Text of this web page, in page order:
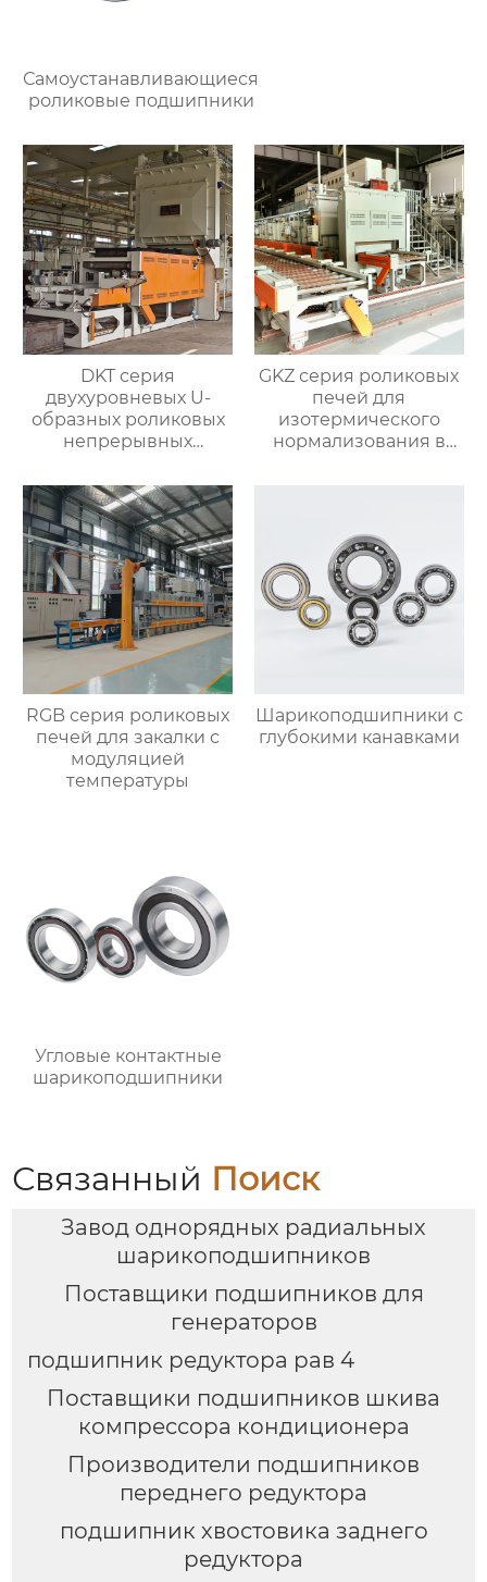
Самоустанавливающиеся
роликовые подшипники
DKT серия
двухуровневых U-
образных роликовых
непрерывных
GKZ серия роликовых
печей для
изотермического
нормализования в
RGB серия роликовых
печей для закалки с
модуляцией
температуры
Шарикоподшипники с
глубокими канавками
Угловые контактные
шарикоподшипники
Связанный Поиск
Завод однорядных радиальных
шарикоподшипников
Поставщики подшипников для
генераторов
подшипник редуктора рав 4
Поставщики подшипников шкива
компрессора кондиционера
Производители подшипников
переднего редуктора
подшипник хвостовика заднего
редуктора